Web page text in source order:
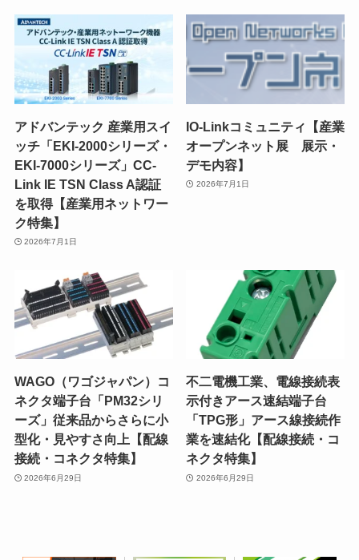
アドバンテック 産業用スイ
ッチ「EKI-2000シリーズ・
EKI-7000シリーズ」CC-
Link IE TSN Class A認証
を取得【産業用ネットワー
ク特集】
2026年7月1日
IO-Linkコミュニティ【産業
オープンネット展 展示・
デモ内容】
2026年7月1日
WAGO（ワゴジャパン）コ
ネクタ端子台「PM32シリ
ーズ」従来品からさらに小
型化・見やすさ向上【配線
接続・コネクタ特集】
2026年6月29日
不二電機工業、電線接続表
示付きアース速結端子台
「TPG形」アース線接続作
業を速結化【配線接続・コ
ネクタ特集】
2026年6月29日